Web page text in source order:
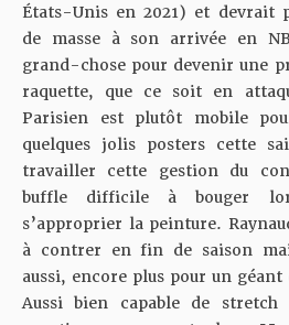
États-Unis en 2021) et devrait
de masse à son arrivée en
grand-chose pour devenir une
raquette, que ce soit en
Parisien est plutôt mobile
quelques jolis posters cette
travailler cette gestion du
buffle difficile à bouger
s’approprier la peinture.
à contrer en fin de saison
aussi, encore plus pour un géant
Aussi bien capable de